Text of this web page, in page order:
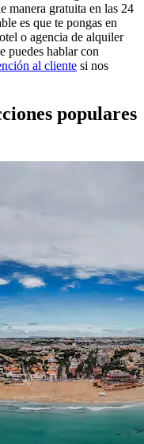
manera gratuita en las 24
es que te pongas en
o agencia de alquiler
puedes hablar con
al cliente si nos
populares